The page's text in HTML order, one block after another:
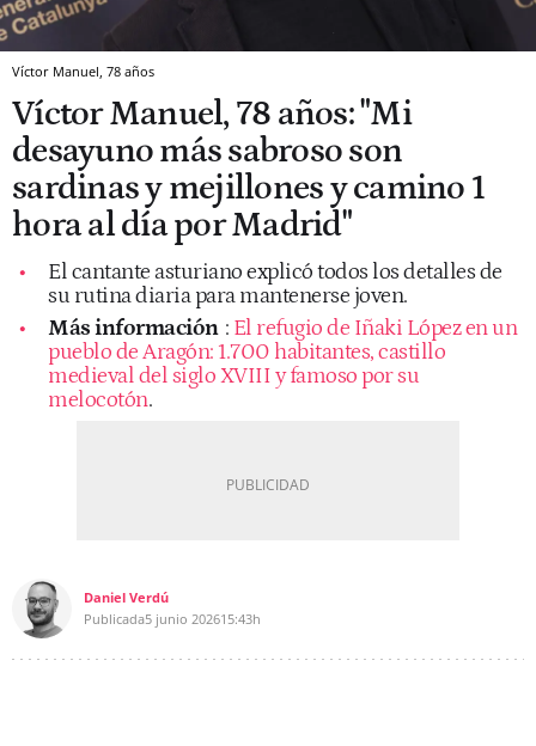
Víctor Manuel, 78 años
Víctor Manuel, 78 años: "Mi
desayuno más sabroso son
sardinas y mejillones y camino 1
hora al día por Madrid"
El cantante asturiano explicó todos los detalles de
su rutina diaria para mantenerse joven.
Más información : El refugio de Iñaki López en un
pueblo de Aragón: 1.700 habitantes, castillo
medieval del siglo XVIII y famoso por su
melocotón.
Daniel Verdú
Publicada5 junio 202615:43h